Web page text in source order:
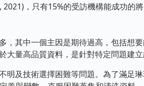
，只有15%的受訪機構能成功的
其中一個主因是期待過高，包括想
大量高品質資料，是針對特定問題建立
及技術選擇困難等問題。為了滿足